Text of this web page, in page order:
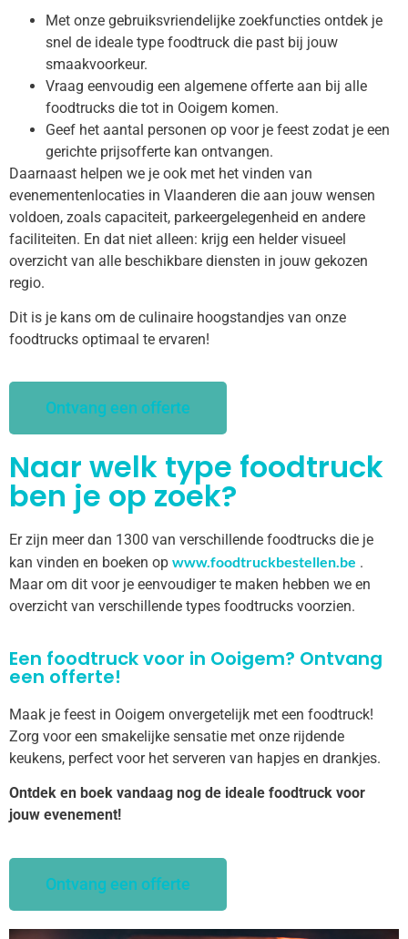
Met onze gebruiksvriendelijke zoekfuncties ontdek je
snel de ideale type foodtruck die past bij jouw
smaakvoorkeur.
Vraag eenvoudig een algemene offerte aan bij alle
foodtrucks die tot in Ooigem komen.
Geef het aantal personen op voor je feest zodat je een
gerichte prijsofferte kan ontvangen.
Daarnaast helpen we je ook met het vinden van
evenementenlocaties in Vlaanderen die aan jouw wensen
voldoen, zoals capaciteit, parkeergelegenheid en andere
faciliteiten. En dat niet alleen: krijg een helder visueel
overzicht van alle beschikbare diensten in jouw gekozen
regio.
Dit is je kans om de culinaire hoogstandjes van onze
foodtrucks optimaal te ervaren!
Ontvang een offerte
Naar welk type foodtruck
ben je op zoek?
Er zijn meer dan 1300 van verschillende foodtrucks die je
kan vinden en boeken op www.foodtruckbestellen.be .
Maar om dit voor je eenvoudiger te maken hebben we en
overzicht van verschillende types foodtrucks voorzien.
Een foodtruck voor in Ooigem? Ontvang
een offerte!
Maak je feest in Ooigem onvergetelijk met een foodtruck!
Zorg voor een smakelijke sensatie met onze rijdende
keukens, perfect voor het serveren van hapjes en drankjes.
Ontdek en boek vandaag nog de ideale foodtruck voor
jouw evenement!
Ontvang een offerte